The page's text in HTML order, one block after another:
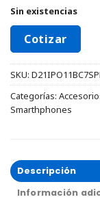
Sin existencias
Cotizar
SKU:
Categorías:
Smarthphones
Descripción
Información